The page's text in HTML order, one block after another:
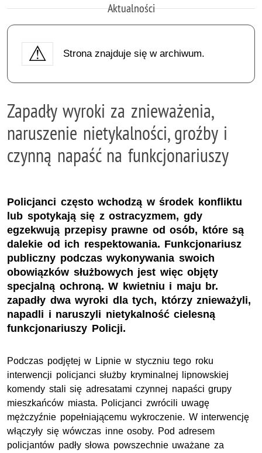
Aktualności
Strona znajduje się w archiwum.
Zapadły wyroki za znieważenia,
naruszenie nietykalności, groźby i
czynną napaść na funkcjonariuszy
Policjanci często wchodzą w środek konfliktu
lub spotykają się z ostracyzmem, gdy
egzekwują przepisy prawne od osób, które są
dalekie od ich respektowania. Funkcjonariusz
publiczny podczas wykonywania swoich
obowiązków służbowych jest więc objęty
specjalną ochroną. W kwietniu i maju br.
zapadły dwa wyroki dla tych, którzy znieważyli,
napadli i naruszyli nietykalność cielesną
funkcjonariuszy Policji.
Podczas podjętej w Lipnie w styczniu tego roku
interwencji policjanci służby kryminalnej lipnowskiej
komendy stali się adresatami czynnej napaści grupy
mieszkańców miasta. Policjanci zwrócili uwagę
mężczyźnie popełniającemu wykroczenie. W interwencję
włączyły się wówczas inne osoby. Pod adresem
policjantów padły słowa powszechnie uważane za